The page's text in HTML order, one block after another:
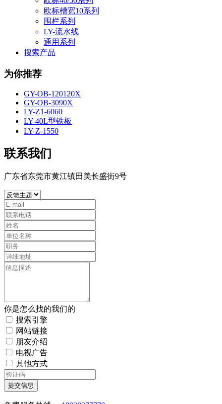
欧标槽宽10系列
围栏系列
LY-流水线
通用系列
搜索产品
为你推荐
GY-OB-120120X
GY-OB-3090X
LY-Z1-6060
LY-40L型铁板
LY-Z-1550
联系我们
广东省东莞市黄江镇田美长盛街9号
你是怎么找的我们的
搜索引擎
网站链接
朋友介绍
电视广告
其他方式
提交信息